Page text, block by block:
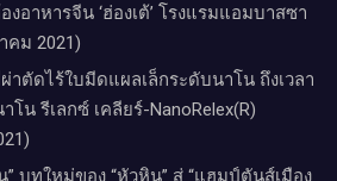
าหารจีน​ ‘ฮ่องเต้’ โรงแรม​แอม​บาส​ซา​
คม 2021)
าตัดไร้ใบมีดแผลเล็กระดับนาโน ถึงเวลา
น รีเลกซ์ เคลียร์-NanoRelex(R)
บทใหม่ของ “หัวหิน” สู่ “แฮมป์ตันส์เมือง